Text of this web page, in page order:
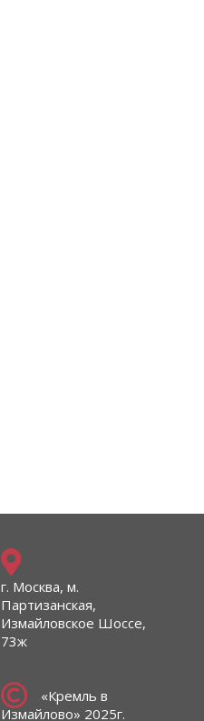
г. Москва, м.
Партизанская,
Измайловское Шоссе,
73ж
«Кремль в
Измайлово» 2025г.